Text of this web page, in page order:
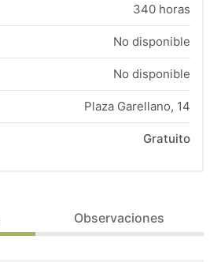
340 horas
No disponible
No disponible
Plaza Garellano, 14
Gratuito
Observaciones
desempleadas (posibilidad